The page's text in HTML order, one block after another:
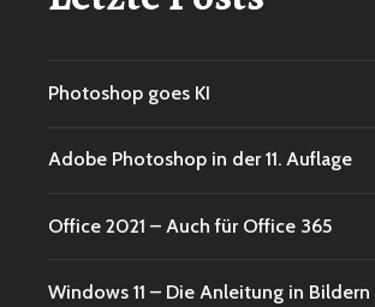
Photoshop goes KI
Adobe Photoshop in der 11. Auflage
Office 2021 – Auch für Office 365
Windows 11 – Die Anleitung in Bildern